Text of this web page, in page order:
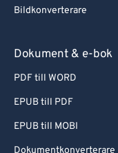
Bildkonverterare
Dokument & e-bok
PDF till WORD
EPUB till PDF
EPUB till MOBI
Dokumentkonverterare